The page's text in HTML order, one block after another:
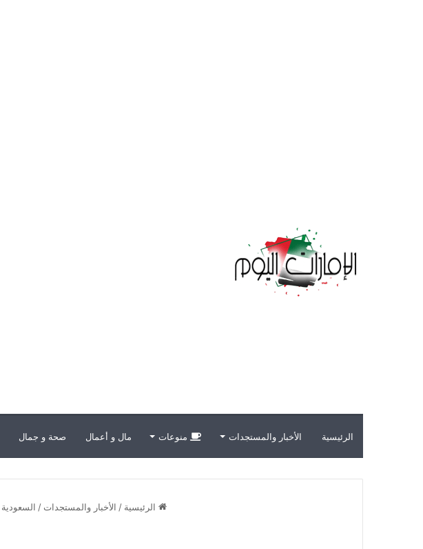
الرئيسية الأخبار والمستجدات منوعات مال و أعمال صحة و جمال
الرئيسية / الأخبار والمستجدات / السعودية